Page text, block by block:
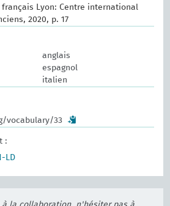
Lyon: Centre international
2020, p. 17
anglais
espagnol
italien
vocabulary/33
:
LD